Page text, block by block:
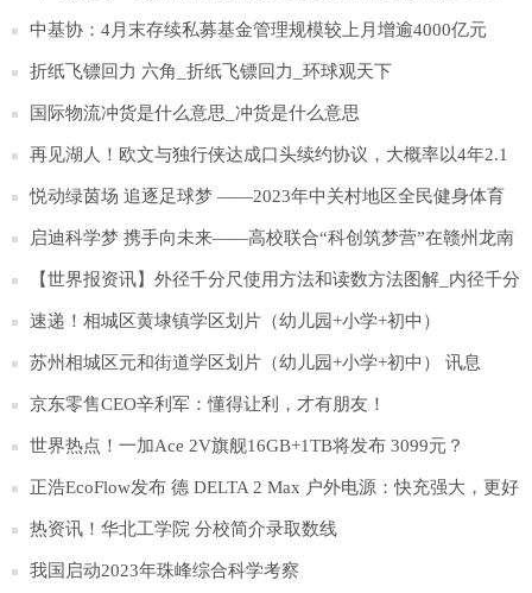
中基协：4月末存续私募基金管理规模较上月增逾4000亿元
折纸飞镖回力 六角_折纸飞镖回力_环球观天下
国际物流冲货是什么意思_冲货是什么意思
再见湖人！欧文与独行侠达成口头续约协议，大概率以4年2.1
亿留队 天天快播报
悦动绿茵场 追逐足球梦 ——2023年中关村地区全民健身体育
节系列活动 “工行海淀支行杯”五人制足球比赛开幕
启迪科学梦 携手向未来——高校联合“科创筑梦营”在赣州龙南
市思源实验学校结营
【世界报资讯】外径千分尺使用方法和读数方法图解_内径千分
尺的读数方法简介介绍
速递！相城区黄埭镇学区划片（幼儿园+小学+初中）
苏州相城区元和街道学区划片（幼儿园+小学+初中） 讯息
京东零售CEO辛利军：懂得让利，才有朋友！
世界热点！一加Ace 2V旗舰16GB+1TB将发布 3099元？
正浩EcoFlow发布 德 DELTA 2 Max 户外电源：快充强大，更好
远行|全球信息
热资讯！华北工学院 分校简介录取数线
我国启动2023年珠峰综合科学考察